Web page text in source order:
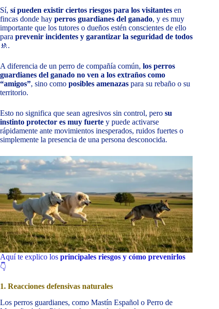
Sí, sí pueden existir ciertos riesgos para los visitantes en
fincas donde hay perros guardianes del ganado, y es muy
importante que los tutores o dueños estén conscientes de ello
para prevenir incidentes y garantizar la seguridad de todos
🚸.
A diferencia de un perro de compañía común, los perros
guardianes del ganado no ven a los extraños como
“amigos”, sino como posibles amenazas para su rebaño o su
territorio.
Esto no significa que sean agresivos sin control, pero su
instinto protector es muy fuerte y puede activarse
rápidamente ante movimientos inesperados, ruidos fuertes o
simplemente la presencia de una persona desconocida.
Aquí te explico los principales riesgos y cómo prevenirlos
👇
1. Reacciones defensivas naturales
Los perros guardianes, como Mastín Español o Perro de